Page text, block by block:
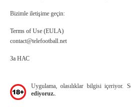
Bizimle iletişime geçin:
Terms of Use (EULA)
contact@telefootball.net
За НАС
Uygulama, olasılıklar bilgisi içeriyor.
ediyoruz.